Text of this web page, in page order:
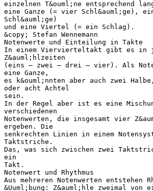
einzelnen T&ouml;ne entsprechend
eine Ganze (= vier Schl&auml;ge),
Schl&auml;ge)
und eine Viertel (= ein Schlag).
&copy; Stefan Wennemann
Notenwerte und Einteilung in Takte
In einem Viervierteltakt gibt es in
Z&auml;hlzeiten
(eins – zwei – drei – vier). Als
eine Ganze,
es k&ouml;nnten aber auch zwei
oder acht Achtel
sein.
In der Regel aber ist es eine
verschiedenen
Notenwerten, die insgesamt vier
ergeben. Die
senkrechten Linien in einem
Taktstriche.
Das, was sich zwischen zwei
ein
Takt.
Notenwert und Rhythmus
Aus mehreren Notenwerten entstehen
&Uuml;bung: Z&auml;hle zweimal